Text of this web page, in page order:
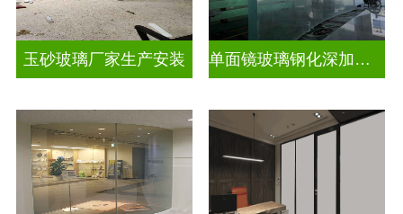
玉砂玻璃厂家生产安装 单面镜玻璃钢化深加工玻璃